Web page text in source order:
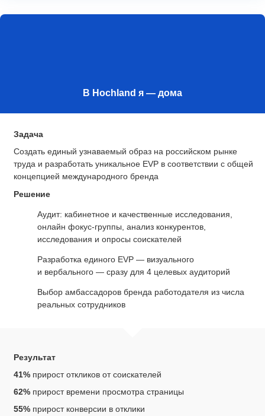
В Hochland я — дома
Задача
Cоздать единый узнаваемый образ на российском рынке
труда и разработать уникальное EVP в соответствии с общей
концепцией международного бренда
Решение
Аудит: кабинетное и качественные исследования,
онлайн фокус-группы, анализ конкурентов,
исследования и опросы соискателей
Разработка единого EVP — визуального
и вербального — сразу для 4 целевых аудиторий
Выбор амбассадоров бренда работодателя из числа
реальных сотрудников
Результат
41% прирост откликов от соискателей
62% прирост времени просмотра страницы
55% прирост конверсии в отклики